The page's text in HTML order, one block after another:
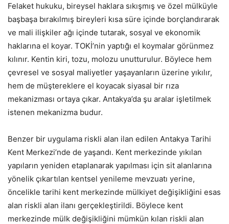
Felaket hukuku, bireysel haklara sıkışmış ve özel mülküyle
başbaşa bırakılmış bireyleri kısa süre içinde borçlandırarak
ve mali ilişkiler ağı içinde tutarak, sosyal ve ekonomik
haklarına el koyar. TOKİ’nin yaptığı el koymalar görünmez
kılınır. Kentin kiri, tozu, molozu unutturulur. Böylece hem
çevresel ve sosyal maliyetler yaşayanların üzerine yıkılır,
hem de müştereklere el koyacak siyasal bir rıza
mekanizması ortaya çıkar. Antakya’da şu aralar işletilmek
istenen mekanizma budur.
Benzer bir uygulama riskli alan ilan edilen Antakya Tarihi
Kent Merkezi’nde de yaşandı. Kent merkezinde yıkılan
yapıların yeniden etaplanarak yapılması için sit alanlarına
yönelik çıkartılan kentsel yenileme mevzuatı yerine,
öncelikle tarihi kent merkezinde mülkiyet değişikliğini esas
alan riskli alan ilanı gerçekleştirildi. Böylece kent
merkezinde mülk değişikliğini mümkün kılan riskli alan